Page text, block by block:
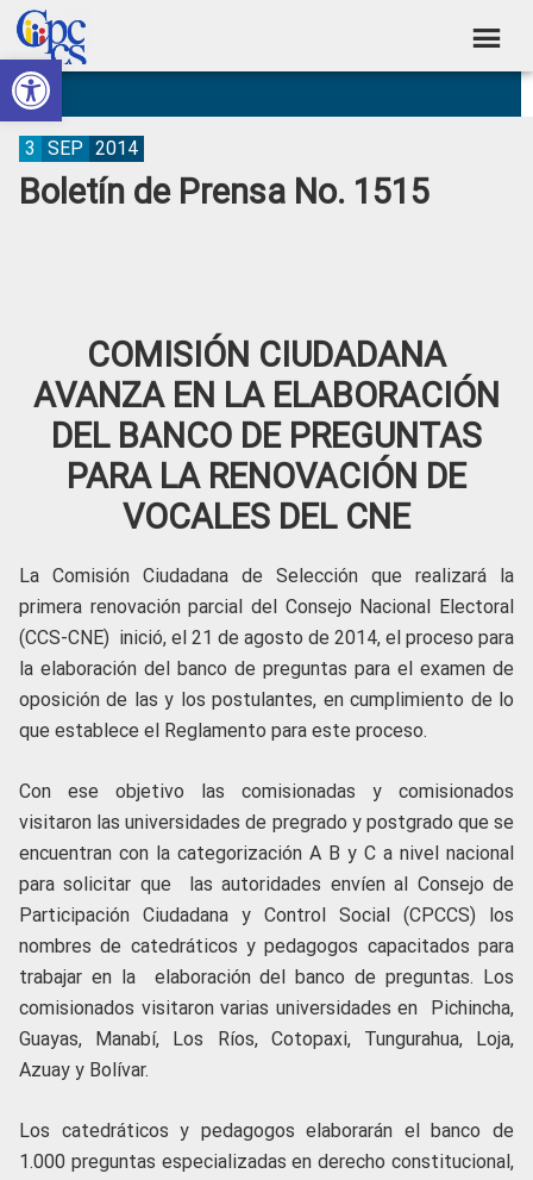
Abrir barra de herramientas
Skip
to
primary
navigation
Skip
to
main
content
Skip
to
primary
sidebar
Skip
to
footer
Consejo
de
Participación
Ciudadana
Construyendo
Poder
Ciudadano
Boletín de Prensa No. 1515
3 SEP 2014
COMISIÓN CIUDADANA
AVANZA EN LA ELABORACIÓN
DEL BANCO DE PREGUNTAS
PARA LA RENOVACIÓN DE
VOCALES DEL CNE
La Comisión Ciudadana de Selección que realizará la
primera renovación parcial del Consejo Nacional Electoral
(CCS-CNE) inició, el 21 de agosto de 2014, el proceso para
la elaboración del banco de preguntas para el examen de
oposición de las y los postulantes, en cumplimiento de lo
que establece el Reglamento para este proceso.
Con ese objetivo las comisionadas y comisionados
visitaron las universidades de pregrado y postgrado que se
encuentran con la categorización A B y C a nivel nacional
para solicitar que las autoridades envíen al Consejo de
Participación Ciudadana y Control Social (CPCCS) los
nombres de catedráticos y pedagogos capacitados para
trabajar en la elaboración del banco de preguntas. Los
comisionados visitaron varias universidades en Pichincha,
Guayas, Manabí, Los Ríos, Cotopaxi, Tungurahua, Loja,
Azuay y Bolívar.
Los catedráticos y pedagogos elaborarán el banco de
1.000 preguntas especializadas en derecho constitucional,